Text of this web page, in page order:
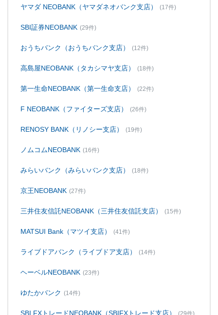
ヤマダ NEOBANK（ヤマダネオバンク支店） (17件)
SBI証券NEOBANK (29件)
おうちバンク（おうちバンク支店） (12件)
高島屋NEOBANK（タカシマヤ支店） (18件)
第一生命NEOBANK（第一生命支店） (22件)
F NEOBANK（ファイターズ支店） (26件)
RENOSY BANK（リノシー支店） (19件)
ノムコムNEOBANK (16件)
みらいバンク（みらいバンク支店） (18件)
京王NEOBANK (27件)
三井住友信託NEOBANK（三井住友信託支店） (15件)
MATSUI Bank（マツイ支店） (41件)
ライブドアバンク（ライブドア支店） (14件)
ヘーベルNEOBANK (23件)
ゆたかバンク (14件)
SBI FXトレードNEOBANK（SBIFXトレード支店） (29件)